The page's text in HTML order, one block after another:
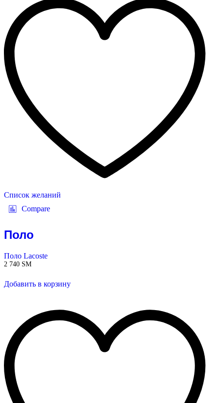
Список желаний
Compare
Поло
Поло Lacoste
2 740 ЅМ
Добавить в корзину